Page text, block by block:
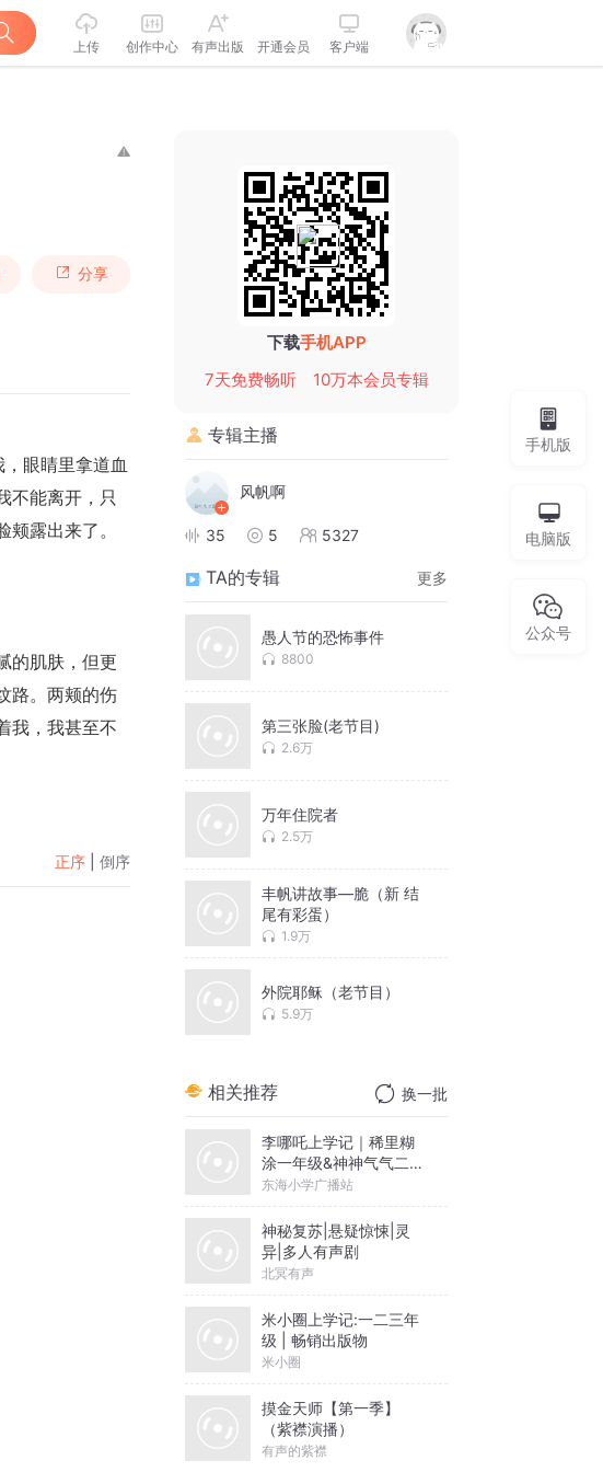
上传 创作中心 有声出版 开通会员 客户端
分享
眼睛里拿道血
不能离开，只
露出来了。
的肌肤，但更
路。两颊的伤
我，我甚至不
正序 倒序
下载手机APP
7天免费畅听
10万本会员专辑
专辑主播
风帆啊
35 5 5327
TA的专辑 更多
愚人节的恐怖事件
8800
第三张脸(老节目)
2.6万
万年住院者
2.5万
丰帆讲故事—脆（新 结
尾有彩蛋）
1.9万
外院耶稣（老节目）
5.9万
相关推荐 换一批
李哪吒上学记｜稀里糊
涂一年级&神神气气二年
级
东海小学广播站
神秘复苏|悬疑惊悚|灵
异|多人有声剧
北冥有声
米小圈上学记:一二三年
级 | 畅销出版物
米小圈
摸金天师【第一季】
（紫襟演播）
有声的紫襟
手机版
电脑版
公众号